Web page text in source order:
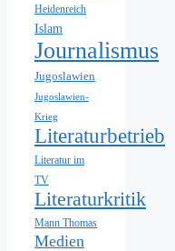
Heidenreich
Islam
Journalismus
Jugoslawien
Jugoslawien-
Krieg
Literaturbetrieb
Literatur im
TV
Literaturkritik
Mann Thomas
Medien